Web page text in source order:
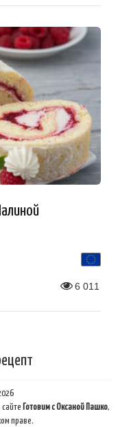
6 011
Готовим с Оксаной Пашко,
праве.